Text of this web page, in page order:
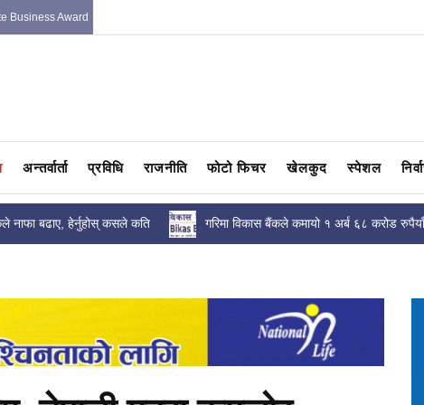
Business Award
अन्तर्वार्ता प्रविधि राजनीति फोटो फिचर खेलकुद स्पेशल
नाफा बढाए, हेर्नुहोस् कसले कति
गरिमा विकास बैंकले कमायो १ अर्ब ६८ करोड रुपैयाँ